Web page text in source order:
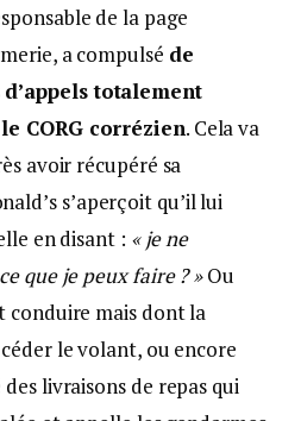
de la page
a compulsé de
totalement
CORG corrézien. Cela va
avoir récupéré sa
s’aperçoit qu’il lui
en disant : « je ne
que je peux faire ? »Ou
conduire mais dont la
le volant, ou encore
livraisons de repas qui